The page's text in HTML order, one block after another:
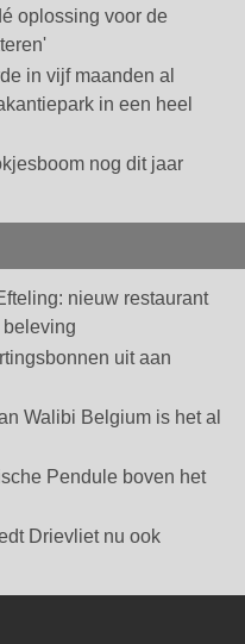
oplossing voor de
in vijf maanden al
in een heel
nog dit jaar
nieuw restaurant
beleving
uit aan
Walibi Belgium is het al
Pendule boven het
Drievliet nu ook